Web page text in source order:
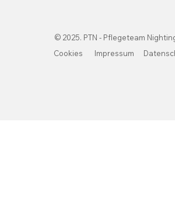
© 2025. PTN - Pflegeteam
Cookies
Impressum